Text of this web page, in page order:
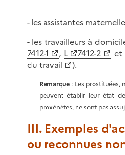
- les assistantes
- les travailleurs à
7412-1
, L 7412-2 et
du travail
).
Remarque : Les prostituées,
peuvent établir leur état
proxénètes, ne sont pas
III. Exemples
ou reconnues